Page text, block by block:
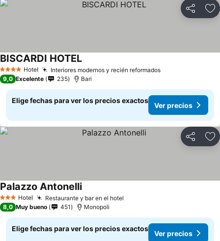
Compartir
4 EstrellasHotel Interiores modernos y recién reformados
BISCARDI HOTEL
9,0 Excelente 235 Bari
Elige fechas para ver los precios exactos
Ver precios
Compartir
3 Estrellas
Hotel Restaurante y bar en el hotel
Palazzo Antonelli
8,0 Muy bueno 451 Monopoli
Elige fechas para ver los precios exactos
Ver precios